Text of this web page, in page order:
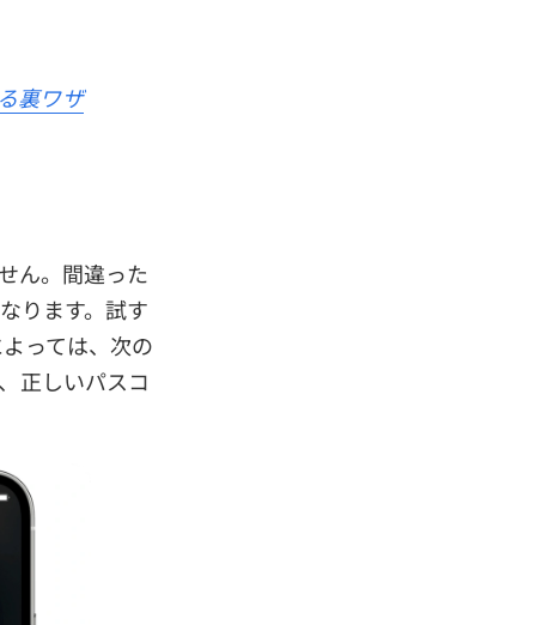
裏ワザ
ん。間違った
ります。試す
っては、次の
正しいパスコ